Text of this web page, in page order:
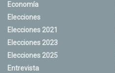
Economía
Elecciones
Elecciones 2021
Elecciones 2023
Elecciones 2025
Entrevista